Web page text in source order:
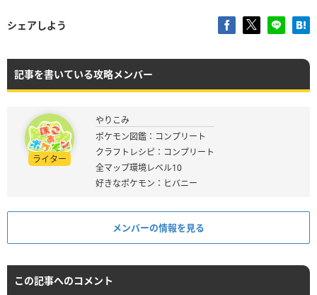
シェアしよう
記事を書いている攻略メンバー
ライター
やりこみ
ポケモン図鑑：コンプリート
クラフトレシピ：コンプリート
全マップ環境レベル10
好きなポケモン：ヒバニー
メンバーの情報を見る
この記事へのコメント